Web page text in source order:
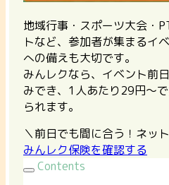
地域行事・スポーツ大会・
トなど、参加者が集まるイ
への備えも大切です。
みんレクなら、イベント前
みでき、1人あたり29円〜
られます。
＼前日でも間に合う！ネッ
みんレク保険を確認する
Contents